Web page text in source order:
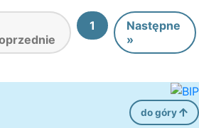
1
Następne
»
do góry